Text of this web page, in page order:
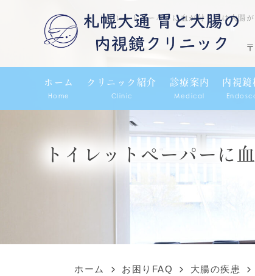
トイレットペーパーに血が付くのは大腸
ホーム
Home
クリニック紹介
Clinic
診療案内
Medical
内視鏡
トイレットペーパーに
ホーム お困りFAQ 大腸の疾患